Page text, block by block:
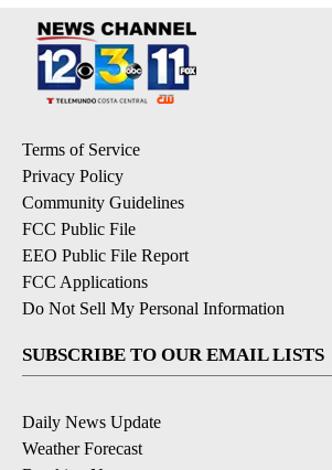
Terms of Service
Privacy Policy
Community Guidelines
FCC Public File
EEO Public File Report
FCC Applications
Do Not Sell My Personal Information
SUBSCRIBE TO OUR EMAIL LISTS
Daily News Update
Weather Forecast